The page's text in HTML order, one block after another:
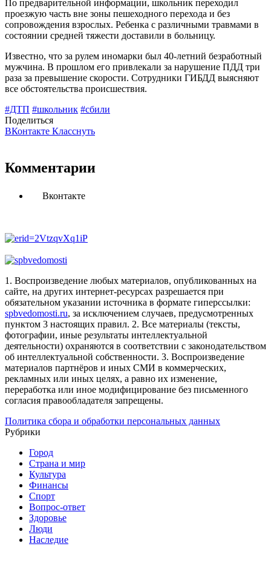
По предварительной информации, школьник переходил
проезжую часть вне зоны пешеходного перехода и без
сопровождения взрослых. Ребенка с различными травмами в
состоянии средней тяжести доставили в больницу.
Известно, что за рулем иномарки был 40-летний безработный
мужчина. В прошлом его привлекали за нарушение ПДД три
раза за превышение скорости. Сотрудники ГИБДД выясняют
все обстоятельства происшествия.
#ДТП #школьник #сбили
Поделиться
ВКонтакте Класснуть
Комментарии
Вконтакте
1. Воспроизведение любых материалов, опубликованных на
сайте, на других интернет-ресурсах разрешается при
обязательном указании источника в формате гиперссылки:
spbvedomosti.ru, за исключением случаев, предусмотренных
пунктом 3 настоящих правил. 2. Все материалы (тексты,
фотографии, иные результаты интеллектуальной
деятельности) охраняются в соответствии с законодательством
об интеллектуальной собственности. 3. Воспроизведение
материалов партнёров и иных СМИ в коммерческих,
рекламных или иных целях, а равно их изменение,
переработка или иное модифицирование без письменного
согласия правообладателя запрещены.
Политика сбора и обработки персональных данных
Рубрики
Город
Страна и мир
Культура
Финансы
Спорт
Вопрос-ответ
Здоровье
Люди
Наследие